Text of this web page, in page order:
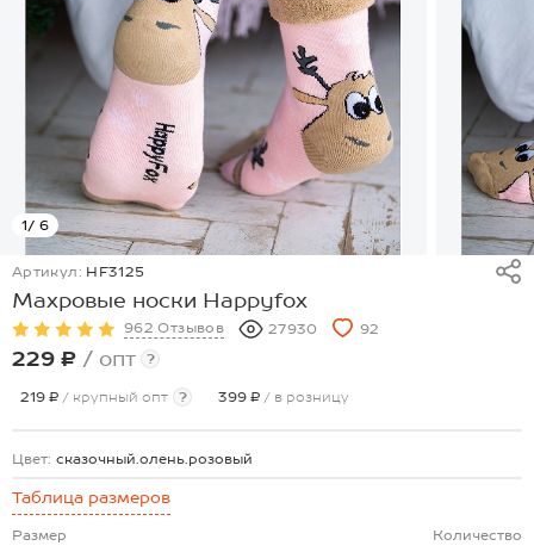
1/ 6
Артикул: HF3125
Махровые носки Happyfox
962 Отзывов 27930 92
229 ₽ / опт ?
219 ₽ / крупный опт ? 399 ₽ / в розницу
Цвет: сказочный.олень.розовый
Таблица размеров
Размер Количество